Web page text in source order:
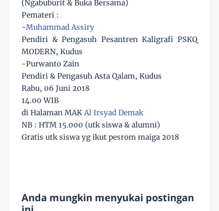
(Ngabuburit & Buka Bersama)
Pemateri :
-Muhammad Assiry
Pendiri & Pengasuh Pesantren Kaligrafi PSKQ
MODERN, Kudus
-Purwanto Zain
Pendiri & Pengasuh Asta Qalam, Kudus
Rabu, 06 Juni 2018
14.00 WIB
di Halaman MAK Al Irsyad Demak
NB : HTM 15.000 (utk siswa & alumni)
Gratis utk siswa yg ikut pesrom maiga 2018
Anda mungkin menyukai postingan